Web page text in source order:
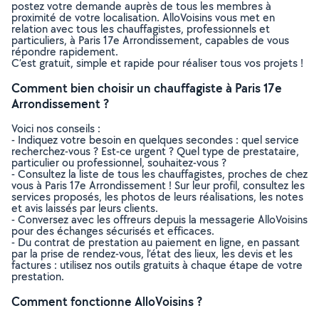
postez votre demande auprès de tous les membres à
proximité de votre localisation. AlloVoisins vous met en
relation avec tous les chauffagistes, professionnels et
particuliers, à Paris 17e Arrondissement, capables de vous
répondre rapidement.
C’est gratuit, simple et rapide pour réaliser tous vos projets !
Comment bien choisir un chauffagiste à Paris 17e
Arrondissement ?
Voici nos conseils :
- Indiquez votre besoin en quelques secondes : quel service
recherchez-vous ? Est-ce urgent ? Quel type de prestataire,
particulier ou professionnel, souhaitez-vous ?
- Consultez la liste de tous les chauffagistes, proches de chez
vous à Paris 17e Arrondissement ! Sur leur profil, consultez les
services proposés, les photos de leurs réalisations, les notes
et avis laissés par leurs clients.
- Conversez avec les offreurs depuis la messagerie AlloVoisins
pour des échanges sécurisés et efficaces.
- Du contrat de prestation au paiement en ligne, en passant
par la prise de rendez-vous, l’état des lieux, les devis et les
factures : utilisez nos outils gratuits à chaque étape de votre
prestation.
Comment fonctionne AlloVoisins ?